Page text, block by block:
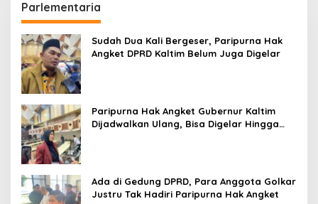
Parlementaria
Sudah Dua Kali Bergeser, Paripurna Hak
Angket DPRD Kaltim Belum Juga Digelar
Paripurna Hak Angket Gubernur Kaltim
Dijadwalkan Ulang, Bisa Digelar Hingga
Ada di Gedung DPRD, Para Anggota Golkar
Justru Tak Hadiri Paripurna Hak Angket